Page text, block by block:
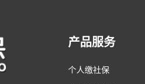
产品服务
个人缴社保